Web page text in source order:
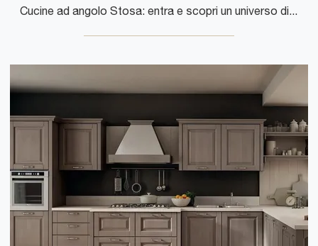
Cucine ad angolo Stosa: entra e scopri un universo di design e contenuto estetico! La cucina classica Bolgheri 04 ti attende.